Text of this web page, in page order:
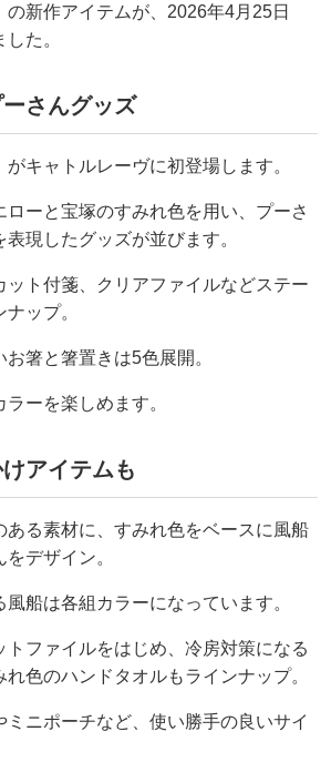
の新作アイテムが、2026年4月25日
た。
さんグッズ
がキャトルレーヴに初登場します。
ローと宝塚のすみれ色を用い、プーさ
現したグッズが並びます。
ット付箋、クリアファイルなどステー
ップ。
箸と箸置きは5色展開。
ーを楽しめます。
アイテムも
ある素材に、すみれ色をベースに風船
デザイン。
船は各組カラーになっています。
トファイルをはじめ、冷房対策になる
色のハンドタオルもラインナップ。
ミニポーチなど、使い勝手の良いサイ